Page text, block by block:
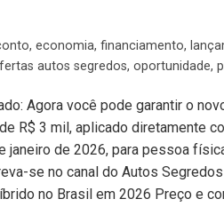
, economia, financiamento,
autos segredos, oportunidade,
Agora você pode garantir o
R$ 3 mil, aplicado diretamente
janeiro de 2026, para pessoa
se no canal do Autos Segredos
no Brasil em 2026 Preço e